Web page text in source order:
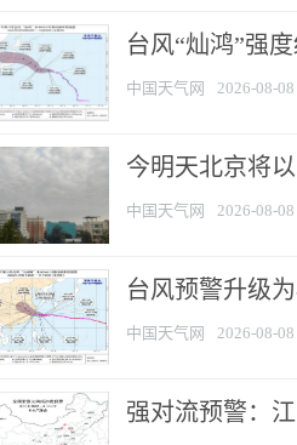
台风“灿鸿”强
中国天气网 2026-08-08
今明天北京将
中国天气网 2026-08-08
台风预警升级
中国天气网 2026-08-08
强对流预警：